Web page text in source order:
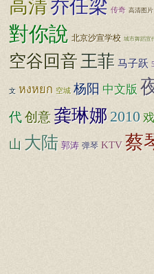
高清乔任梁 传奇 高清图片
對你說 北京沙宣学校 城市舞蹈宣
空谷回音王菲 马子跃
文 หงหยก 空城 杨阳 中文版
代创意 龚琳娜 2010
山 大陆 郭涛 弹琴 KTV 蔡